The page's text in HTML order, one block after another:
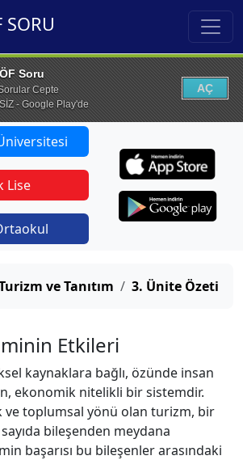
SORU
Soru
Cepte
- Google Play'de
AÇ
Lise
ve Tanıtım 3. Ünite Özeti
Etkileri
kaynaklara bağlı, özünde insan
ekonomik nitelikli bir sistemdir.
ve toplumsal yönü olan turizm, bir
bileşenden meydana
başarısı bu bileşenler arasındaki